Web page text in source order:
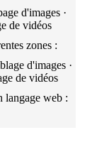
d'images ·
de vidéos
zones :
d'images ·
de vidéos
langage web :